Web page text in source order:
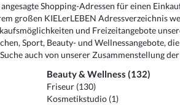
Shopping-Adressen für einen
großen KIELerLEBEN Adressverzeichnis
und Freizeitangebote
Sport, Beauty- und Wellnessangebote,
auch von unserer Zusammenstellung
Beauty & Wellness (132)
Friseur (130)
Kosmetikstudio (1)